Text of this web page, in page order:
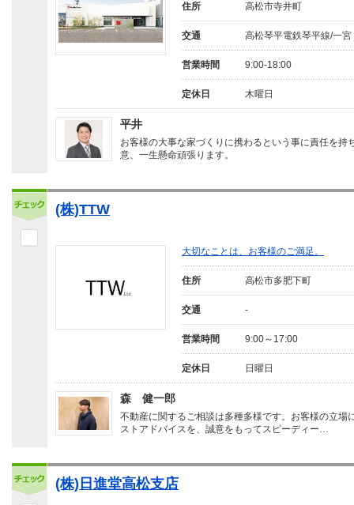
住所 高松市寺井町
交通 高松琴平電鉄琴平線/一
営業時間 9:00-18:00
定休日 木曜日
平井
お客様の大事な家づくりに携わるという事に責任を持
意、一生懸命頑張ります。
(株)TTW
大切なことは、お客様のご満足。
住所 高松市多肥下町
交通 -
営業時間 9:00～17:00
定休日 日曜日
森 健一郎
不動産に関するご相談は多種多様です。お客様の立場
ストアドバイスを、誠意をもってスピーディー…
(株)日進堂高松支店